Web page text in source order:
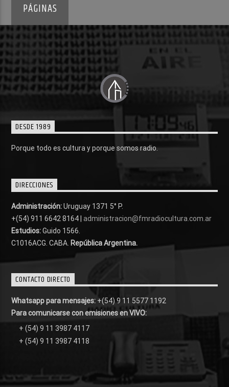
PÁGINAS
DESDE 1989
Porque todo es cultura y porque somos radio.
DIRECCIONES
Administración:Uruguay 1371 5° P.
+(54) 911 6642 8164 | administracion@fmradiocultura.com.ar
Estudios:Guido 1566.
C1016ACG . CABA. República Argentina.
CONTACTO DIRECTO
Whatsapp para mensajes: +(54) 9 11 5577 1192
Para comunicarse con emisiones en VIVO:
+ (54) 9 11 3987 4117
+ (54) 9 11 3987 4118